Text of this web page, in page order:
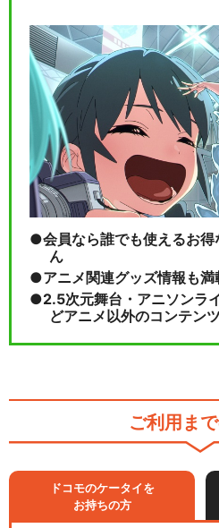
名
会員なら誰でも使えるお
ん
アニメ関連グッズ情報も満
2.5次元舞台・アニソンラ
どアニメ以外のコンテン
ご利用ま
ドコモのケータイを
お持ちの方